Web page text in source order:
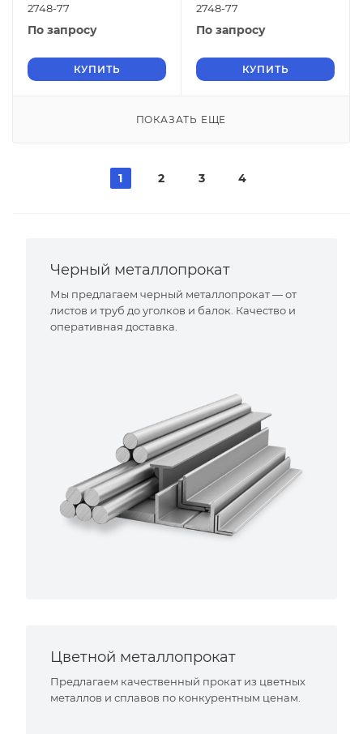
2748-77
По запросу
КУПИТЬ
2748-77
По запросу
КУПИТЬ
ПОКАЗАТЬ ЕЩЕ
1 2 3 4
Черный металлопрокат
Мы предлагаем черный металлопрокат — от
листов и труб до уголков и балок. Качество и
оперативная доставка.
Цветной металлопрокат
Предлагаем качественный прокат из цветных
металлов и сплавов по конкурентным ценам.